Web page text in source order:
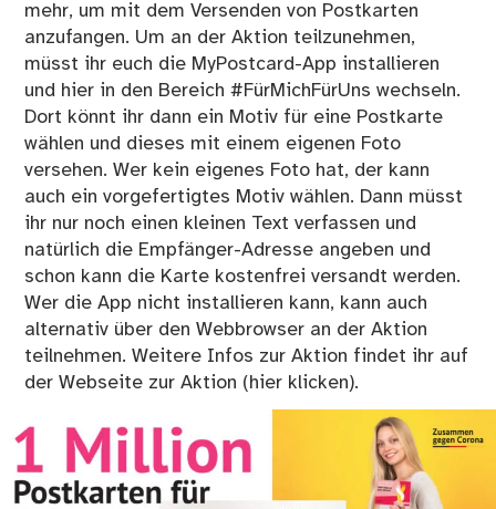
mehr, um mit dem Versenden von Postkarten
anzufangen. Um an der Aktion teilzunehmen,
müsst ihr euch die MyPostcard-App installieren
und hier in den Bereich #FürMichFürUns wechseln.
Dort könnt ihr dann ein Motiv für eine Postkarte
wählen und dieses mit einem eigenen Foto
versehen. Wer kein eigenes Foto hat, der kann
auch ein vorgefertigtes Motiv wählen. Dann müsst
ihr nur noch einen kleinen Text verfassen und
natürlich die Empfänger-Adresse angeben und
schon kann die Karte kostenfrei versandt werden.
Wer die App nicht installieren kann, kann auch
alternativ über den Webbrowser an der Aktion
teilnehmen.Weitere Infos zur Aktion findet ihr auf
der Webseite zur Aktion (hier klicken).